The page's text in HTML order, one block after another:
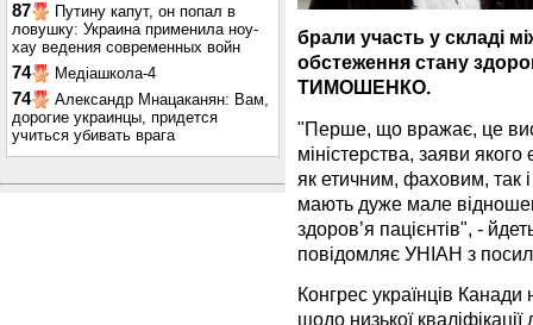
87
Путину капут, он попал в
ловушку: Украина применила ноу-
хау ведения современных войн
74 Медіашкола-4
74
Александр Мнацаканян: Вам,
дорогие украинцы, придется
учиться убивать врага
брали участь у складі
обстеження стану
ТИМОШЕНКО.
"Перше, що вражає, це
міністерства, заяви
як етичним, фаховим, так
мають дуже мале
здоров’я пацієнтів", -
повідомляє УНІАН з
Конгрес українців
щодо низької кваліфікації